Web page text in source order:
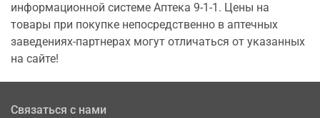
информационной системе Аптека 9-1-1. Цены на
товары при покупке непосредственно в аптечных
заведениях-партнерах могут отличаться от указанных
на сайте!
Связаться с нами